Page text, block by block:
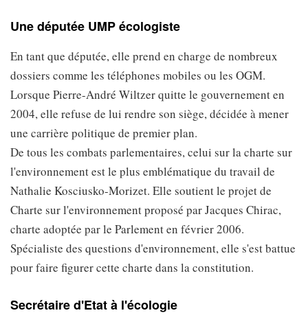
Une députée UMP écologiste
En tant que députée, elle prend en charge de nombreux
dossiers comme les téléphones mobiles ou les OGM.
Lorsque Pierre-André Wiltzer quitte le gouvernement en
2004, elle refuse de lui rendre son siège, décidée à mener
une carrière politique de premier plan.
De tous les combats parlementaires, celui sur la charte sur
l'environnement est le plus emblématique du travail de
Nathalie Kosciusko-Morizet. Elle soutient le projet de
Charte sur l'environnement proposé par Jacques Chirac,
charte adoptée par le Parlement en février 2006.
Spécialiste des questions d'environnement, elle s'est battue
pour faire figurer cette charte dans la constitution.
Secrétaire d'Etat à l'écologie